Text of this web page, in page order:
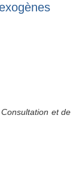
et de